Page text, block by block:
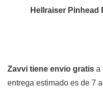
Hellraiser Pinhead
Zavvi tiene envio gratis a
entrega estimado es de 7